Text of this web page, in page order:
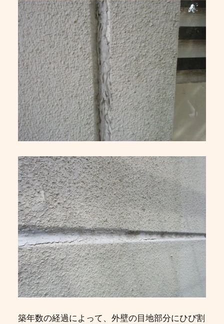
築年数の経過によって、外壁の目地部分にひび割